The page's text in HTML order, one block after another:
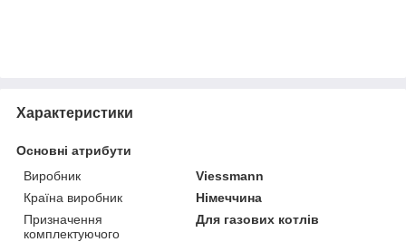
Характеристики
Основні атрибути
Виробник
Viessmann
Країна виробник
Німеччина
Призначення
комплектуючого
Для газових котлів